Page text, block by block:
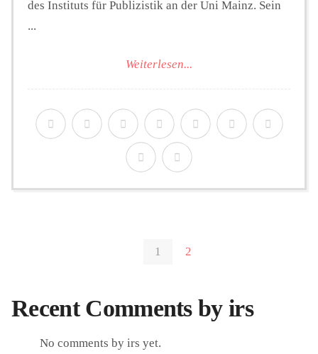
des Instituts für Publizistik an der Uni Mainz. Sein
...
Weiterlesen...
1 2
Recent Comments by irs
No comments by irs yet.